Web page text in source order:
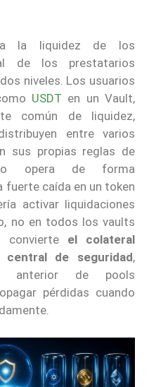
la liquidez de los
de los prestatarios
niveles. Los usuarios
USDT en un Vault,
común de liquidez,
entre varios
sus propias reglas de
opera de forma
fuerte caída en un token
activar liquidaciones
no en todos los vaults
convierte el colateral
central de seguridad,
anterior de pools
pérdidas cuando